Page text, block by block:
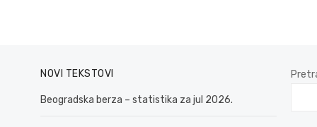
NOVI TEKSTOVI
Beogradska berza – statistika za jul 2026.